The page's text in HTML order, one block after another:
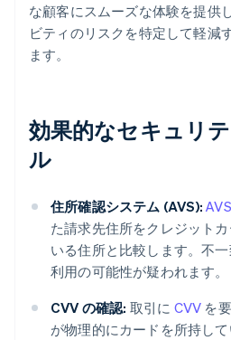
な顧客にスムーズな体験を提供
ビティのリスクを特定して軽減
ます。
効果的なセキュリ
ル
住所確認システム (AVS): AVS
た請求先住所をクレジット
いる住所と比較します。不
利用の可能性が疑われます。
CVV の確認: 取引に CVV を
が物理的にカードを所持し